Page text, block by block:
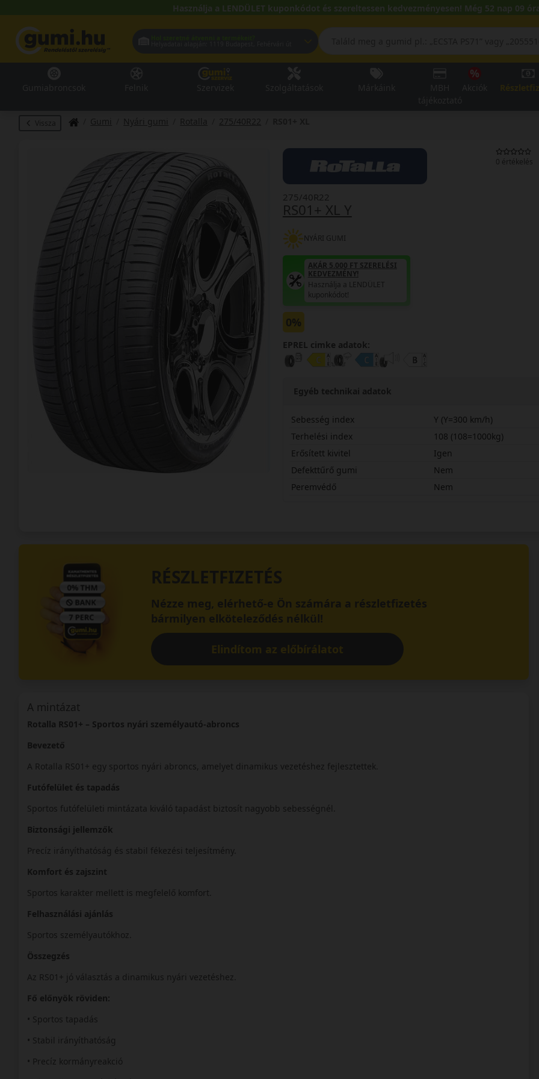
Használja a LENDÜLET kuponkódot és szereltessen kedvezményesen! Még 52 nap 09
Vissza Gumi Nyári gumi Rotalla 275/40R22
0 értékelés
RS01+ XL Y
275/40R22
NYÁRI GUMI
AKÁR 5.000 FT SZERELÉSI
KEDVEZMÉNY!
Használja a LENDÜLET
kuponkódot!
0%
EPREL cimke adatok:
Egyéb technikai adatok
Sebesség index
Y (Y=300 km/h)
Terhelési index
108 (108=1000kg)
Erősített kivitel
Igen
Defekttűrő gumi
Nem
Peremvédő
Nem
RÉSZLETFIZETÉS
Nézze meg, elérhető-e Ön számára a részletfizetés
bármilyen elköteleződés nélkül!
Elindítom az előbírálatot
A mintázat
Rotalla RS01+ – Sportos nyári személyautó-abroncs
Bevezető
A Rotalla RS01+ egy sportos nyári abroncs, amelyet dinamikus vezetéshez fejlesztettek.
Futófelület és tapadás
Sportos futófelületi mintázata kiváló tapadást biztosít nagyobb sebességnél.
Biztonsági jellemzők
Precíz irányíthatóság és stabil fékezési teljesítmény.
Komfort és zajszint
Sportos karakter mellett is megfelelő komfort.
Felhasználási ajánlás
Sportos személyautókhoz.
Összegzés
Az RS01+ jó választás a dinamikus nyári vezetéshez.
Fő előnyök röviden:
• Sportos tapadás
• Stabil irányíthatóság
• Precíz kormányreakció